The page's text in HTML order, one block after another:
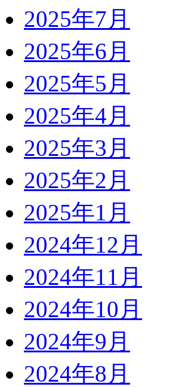
2025年7月
2025年6月
2025年5月
2025年4月
2025年3月
2025年2月
2025年1月
2024年12月
2024年11月
2024年10月
2024年9月
2024年8月